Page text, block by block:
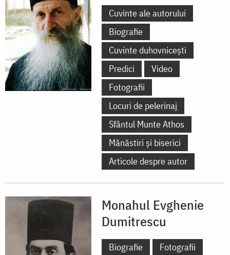
Cuvinte ale autorului
Biografie
Cuvinte duhovnicești
Predici
Video
Fotografii
Locuri de pelerinaj
Sfântul Munte Athos
Mănăstiri și biserici
Articole despre autor
Monahul Evghenie
Dumitrescu
Biografie
Fotografii